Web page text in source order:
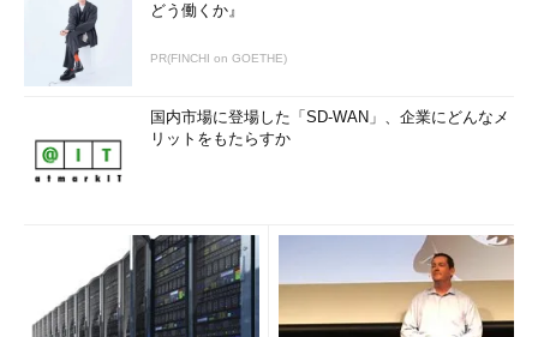
どう働くか』
PR(FINCHI on GOETHE)
国内市場に登場した「SD-WAN」、企業にどんなメ
リットをもたらすか